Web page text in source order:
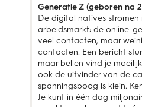
Generatie Z (geboren na
De digital natives
arbeidsmarkt: de online-
veel contacten, maar
contacten. Een bericht
maar bellen vind je
ook de uitvinder van de
spanningsboog is klein.
Je kunt in één dag